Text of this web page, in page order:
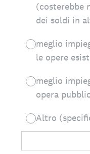
(costerebbe
dei soldi in
meglio
le opere
meglio
opera
Altro